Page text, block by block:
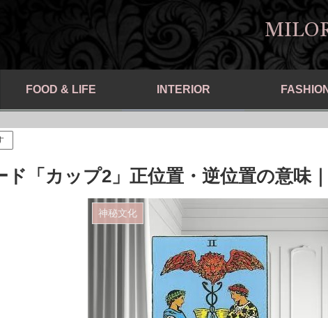
FOOD & LIFE INTERIOR FASHION
ド「カップ2」正位置・逆位置の意味
神秘文化